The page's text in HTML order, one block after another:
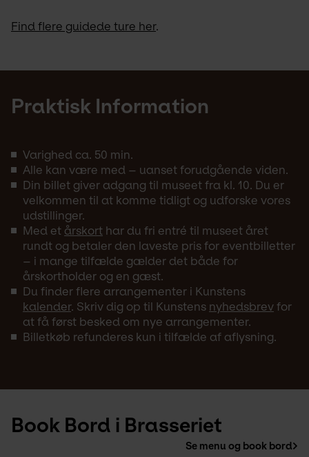
Find flere guidede ture her.
Praktisk Information
Varighed ca. 50 min.
Alle kan være med – uanset forudgående viden.
Din billet giver adgang til museet fra kl. 10. Du er
velkommen til at komme tidligt og udforske vores
udstillinger.
Med et årskort har du fri entré til museet året
rundt og betaler den laveste pris for eventbilletter
– i mange tilfælde gælder det både for
årskortholder og en gæst.
Du finder flere arrangementer i Kunstens
kalender. Skriv dig op til Kunstens nyhedsbrev for
at få først besked om nye arrangementer.
Billetkøb refunderes kun i tilfælde af aflysning.
Book Bord i Brasseriet
Se menu og book bord